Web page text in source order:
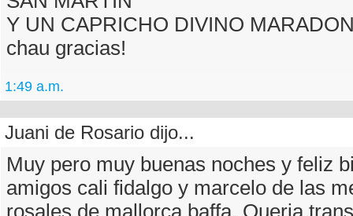
Y UN CAPRICHO DIVINO
chau gracias!
1:49 a.m.
Juani de Rosario dijo...
Muy pero muy buenas noches y feliz
amigos cali fidalgo y marcelo de las
rosales de mallorca baffa. Queria